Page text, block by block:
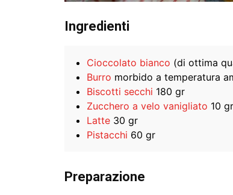
Ingredienti
Cioccolato bianco (di ottima
Burro morbido a temperatura
Biscotti secchi 180 gr
Zucchero a velo vanigliato 10
Latte 30 gr
Pistacchi 60 gr
Preparazione